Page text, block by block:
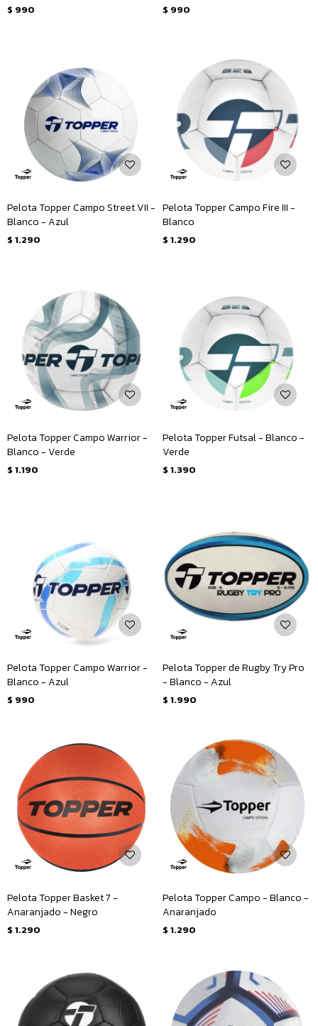
$ 990 $ 990
Pelota Topper Campo Street VII -
Blanco - Azul
$ 1.290
Pelota Topper Campo Fire III -
Blanco
$ 1.290
Pelota Topper Campo Warrior -
Blanco - Verde
$ 1.190
Pelota Topper Futsal - Blanco -
Verde
$ 1.390
Pelota Topper Campo Warrior -
Blanco - Azul
$ 990
Pelota Topper de Rugby Try Pro
- Blanco - Azul
$ 1.990
Pelota Topper Basket 7 -
Anaranjado - Negro
$ 1.290
Pelota Topper Campo - Blanco -
Anaranjado
$ 1.290